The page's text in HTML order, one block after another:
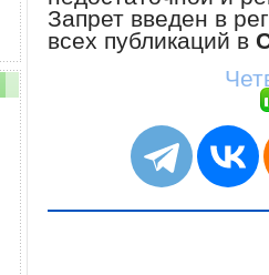
Запрет введен в
всех публикаций в